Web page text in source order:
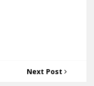
Next Post